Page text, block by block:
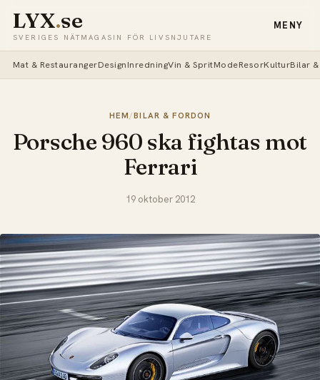
LYX.se
SVERIGES NÄTMAGASIN FÖR LIVSNJUTARE
MENY
Mat & RestaurangerDesignInredningVin & SpritModeResorKulturBilar
HEM/BILAR & FORDON
Porsche 960 ska fightas mot
Ferrari
19 oktober 2012